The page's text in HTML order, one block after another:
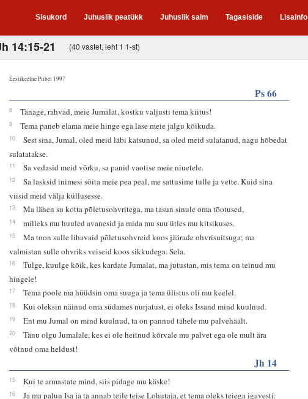
Sisukord Juhuslik peatükk Juhuslik salm Tagasiside Lisainfo
14:15-21 (40 vastet, leht 1 1-st)
Eestikeelne Piibel 1997
Ps 66
8 Tänage, rahvad, meie Jumalat, kostku valjusti tema kiitus!
9 Tema paneb elama meie hinge ega lase meie jalgu kõikuda.
10
Sest sina, Jumal, oled meid läbi katsunud, sa oled meid sulatanud, nagu hõbedat
sulatatakse.
11 Sa vedasid meid võrku, sa panid vaotise meie niuetele.
12
Sa lasksid inimesi sõita meie pea peal, me sattusime tulle ja vette. Kuid sina
viisid meid välja küllusesse.
13 Ma lähen su kotta põletusohvritega, ma tasun sinule oma tõotused,
14 milleks mu huuled avanesid ja mida mu suu ütles mu kitsikuses.
15
Ma toon sulle lihavaid põletusohvreid koos jäärade ohvrisuitsuga; ma
valmistan sulle ohvriks veiseid koos sikkudega. Sela.
16
Tulge, kuulge kõik, kes kardate Jumalat, ma jutustan, mis tema on teinud mu
hingele!
17 Tema poole ma hüüdsin oma suuga ja tema ülistus oli mu keelel.
18 Kui oleksin näinud oma südames nurjatust, ei oleks Issand mind kuulnud.
19 Ent mu Jumal on mind kuulnud, ta on pannud tähele mu palvehäält.
20
Tänu olgu Jumalale, kes ei ole heitnud kõrvale mu palvet ega ole mult ära
võtnud oma heldust!
Jh 14
15 Kui te armastate mind, siis pidage mu käske!
16 Ja ma palun Isa ja ta annab teile teise Lohutaja, et tema oleks teiega igavesti: